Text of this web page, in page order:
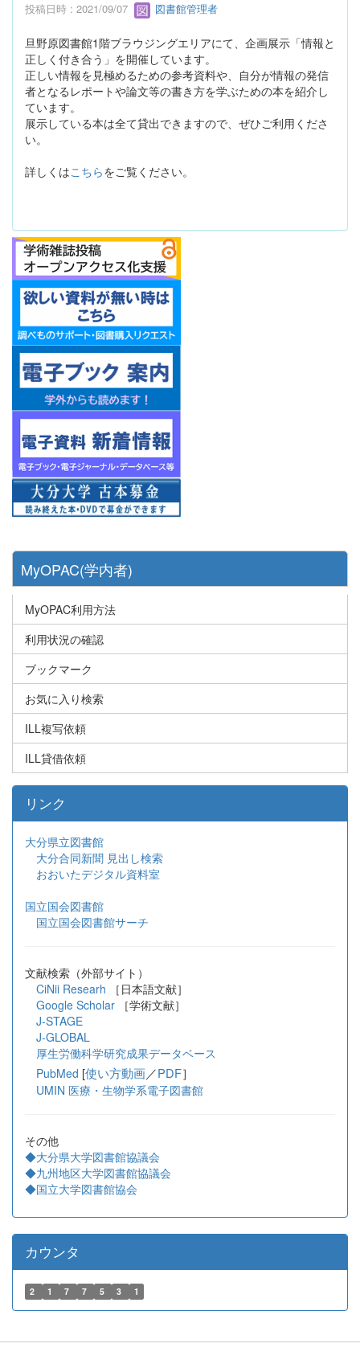
投稿日時 : 2021/09/07 図書館管理者
旦野原図書館1階ブラウジングエリアにて、企画展示「情報と
正しく付き合う」を開催しています。
正しい情報を見極めるための参考資料や、自分が情報の発信
者となるレポートや論文等の書き方を学ぶための本を紹介し
ています。
展示している本は全て貸出できますので、ぜひご利用くださ
い。
詳しくはこちらをご覧ください。
MyOPAC(学内者)
MyOPAC利用方法
利用状況の確認
ブックマーク
お気に入り検索
ILL複写依頼
ILL貸借依頼
リンク
大分県立図書館
大分合同新聞 見出し検索
おおいたデジタル資料室
国立国会図書館
国立国会図書館サーチ
文献検索（外部サイト）
CiNii Researh ［日本語文献］
Google Scholar
［学術文献］
J-STAGE
J-GLOBAL
厚生労働科学研究成果データベース
PubMed [使い方動画／PDF］
UMIN 医療・生物学系電子図書館
その他
◆大分県大学図書館協議会
◆九州地区大学図書館協議会
◆国立大学図書館協会
カウンタ
2 1 7 7 5 3 1